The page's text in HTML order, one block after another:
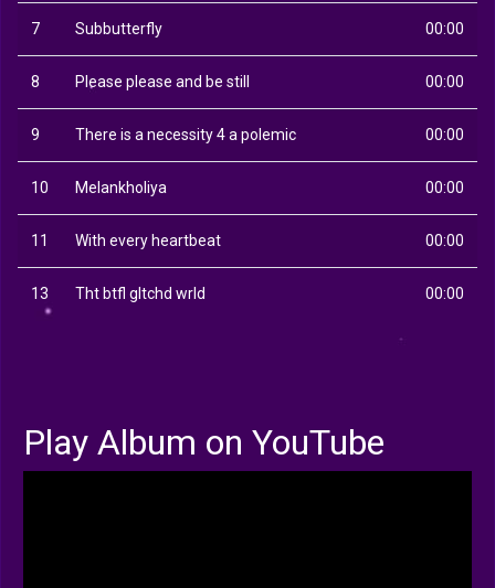
7 Subbutterfly 00:00
8 Please please and be still 00:00
9 There is a necessity 4 a polemic 00:00
10 Melankholiya 00:00
11 With every heartbeat 00:00
13 Tht btfl gltchd wrld 00:00
Play Album on YouTube